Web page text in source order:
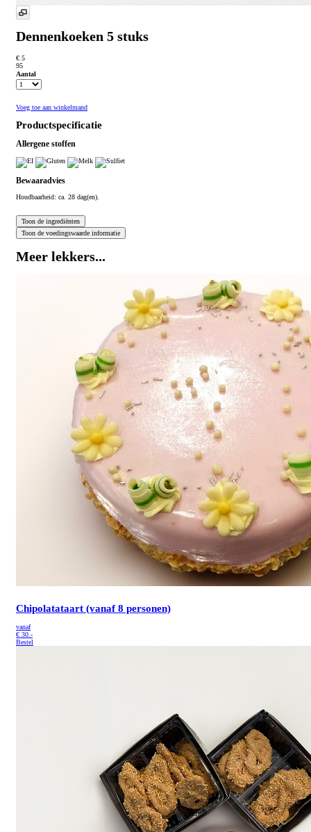
Dennenkoeken 5 stuks
€ 5
95
Aantal
Voeg toe aan winkelmand
Productspecificatie
Allergene stoffen
Bewaaradvies
Houdbaarheid: ca. 28 dag(en).
Meer lekkers...
Chipolatataart (vanaf 8 personen)
vanaf
€ 30.-
Bestel